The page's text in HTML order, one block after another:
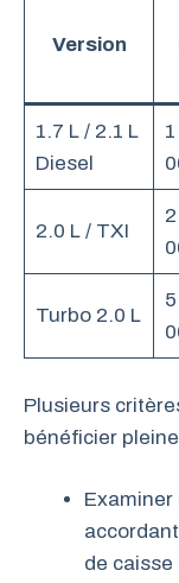
Version
1.7 L / 2.1 L
Diesel
2.0 L / TXI
Turbo 2.0 L
Plusieurs
bénéficier
de